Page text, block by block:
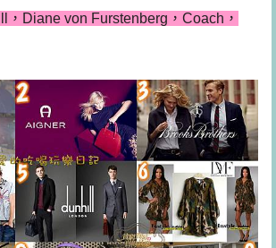
，Diane von Furstenberg，Coach，